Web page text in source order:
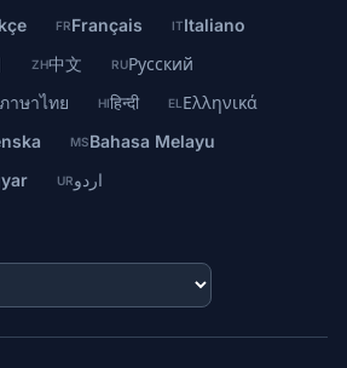
FRFrançais ITItaliano
ZH中文 RUРусский
ภาษาไทย HIहिन्दी EL Ελληνικά
MSBahasa Melayu
URاردو